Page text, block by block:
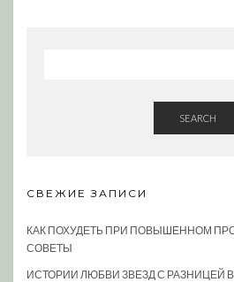
SEARCH
СВЕЖИЕ ЗАПИСИ
КАК ПОХУДЕТЬ ПРИ ПОВЫШЕННОМ
СОВЕТЫ
ИСТОРИИ ЛЮБВИ ЗВЕЗД С РАЗНИЦЕЙ В